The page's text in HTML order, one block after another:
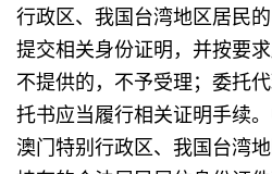
行政区、我国台湾地区居民
提交相关身份证明，并按要
不提供的，不予受理；委托
托书应当履行相关证明手续
澳门特别行政区、我国台湾